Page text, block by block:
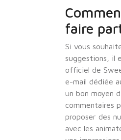
faire
Si vous
suggestions, il
officiel de
e-mail dédiée
un bon moyen
commentaires
proposer des
avec les